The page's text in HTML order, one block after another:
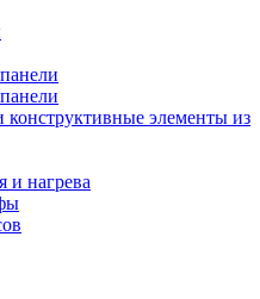
элементы из
и нагрева